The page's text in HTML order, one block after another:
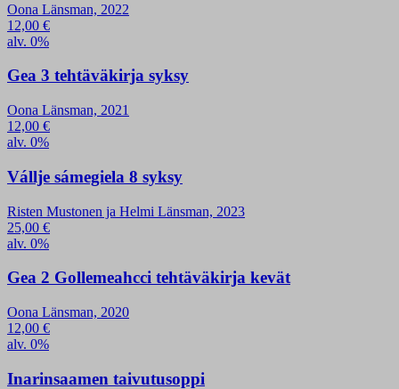
Oona Länsman, 2022
12,00 €
alv. 0%
Gea 3 tehtäväkirja syksy
Oona Länsman, 2021
12,00 €
alv. 0%
Vállje sámegiela 8 syksy
Risten Mustonen ja Helmi Länsman, 2023
25,00 €
alv. 0%
Gea 2 Gollemeahcci tehtäväkirja kevät
Oona Länsman, 2020
12,00 €
alv. 0%
Inarinsaamen taivutusoppi